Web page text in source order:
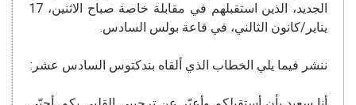
الجديد، الذين استقبلهم في مقابلة خاصة صباح الاثنين، 17
يناير/كانون الثالني، في قاعة بولس السادس.
ننشر فيما يلي الخطاب الذي ألقاه بندكتوس السادس عشر: